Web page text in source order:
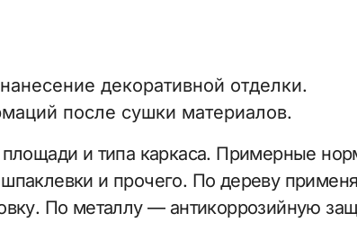
декоративной отделки.
после сушки материалов.
площади и типа каркаса. Примерные
и прочего. По дереву
По металлу — антикоррозийную